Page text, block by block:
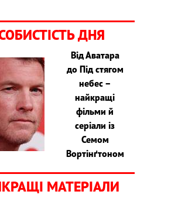
ДНЯ
Від Аватара
до Під стягом
небес –
найкращі
фільми й
серіали із
Семом
Вортінґтоном
МАТЕРІАЛИ